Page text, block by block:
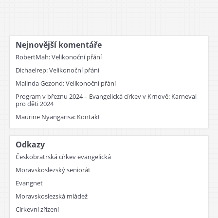
Nejnovější komentáře
RobertMah:Velikonoční přání
Dichaelrep:Velikonoční přání
Malinda Gezond:Velikonoční přání
Program v březnu 2024 – Evangelická církev v Krnově: Karneval
pro děti 2024
Maurine Nyangarisa: Kontakt
Odkazy
Českobratrská církev evangelická
Moravskoslezský seniorát
Evangnet
Moravskoslezská mládež
Církevní zřízení